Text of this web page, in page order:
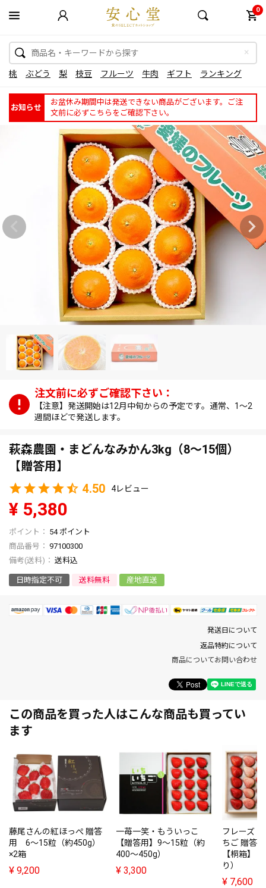
0
桃 ぶどう 梨 枝豆 フルーツ 牛肉 ギフト ランキング
お知らせ
お盆休み期間中は発送できない商品がございます。ご注
文前に必ずこちらをご確認下さい。
【注意】発送開始は12月中旬からの予定です。通常、1～2
週間ほどで発送します。
萩森農園・まどんなみかん3kg（8～15個）
【贈答用】
4.50
4
¥ 5,380
54 ポイント
商品番号
97100300
送料込
日時指定不可 送料無料 産地直送
発送日について
返品特約について
商品についてお問い合わせ
この商品を買った人はこんな商品も買ってい
ます
藤尾さんの紅ほっぺ 贈答
用 6～15粒（約450g）
×2箱
¥ 9,200
一苺一笑・もういっこ
【贈答用】9～15粒（約
400～450g）
¥ 3,300
フレーズ
ちご 贈答
【桐箱】
り）
¥ 7,600